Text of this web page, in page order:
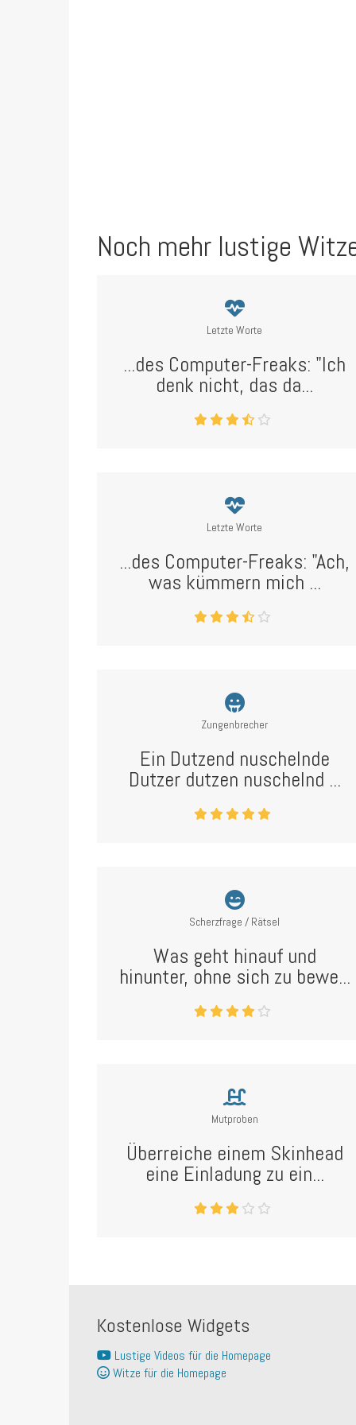
Noch mehr lustige
Letzte Worte
...des Computer-Freaks: "Ich
denk nicht, das da...
Letzte Worte
...des Computer-Freaks: "Ach,
was kümmern mich ...
Zungenbrecher
Ein Dutzend nuschelnde
Dutzer dutzen nuschelnd ...
Scherzfrage / Rätsel
Was geht hinauf und
hinunter, ohne sich zu bewe...
Mutproben
Überreiche einem Skinhead
eine Einladung zu ein...
Kostenlose Widgets
Lustige Videos für die Homepage
Witze für die Homepage